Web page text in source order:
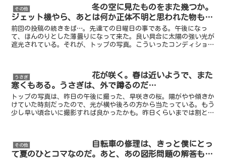
その他
冬の空に見たものをまた幾つか。
ジェット機やら、あとは何か正体不明と思われた物も…
前回の投稿の続きをば…。先達ての日曜日の事である。午後になっ
て、ほんのりとした薄曇りになって来た。良い具合に太陽の強い光が
遮光されている。それが、トップの写真。こういったコンディション
うさぎ
花が咲く。春は近いようで、また
寒くもある。うさぎは、外で蹲るのだ…
トップの写真は、昨日の午後に撮った、早咲きの桜。陽がやや傾きか
けていた時刻だったので、光が横や後ろの方から当たっている。もう
少し早い頃合いに撮影すれば良かったかも。昨日くらいまでは割と暖
その他
自転車の修理は、きっと僕にとっ
て夏のひとコマなのだ。あと、あの図形問題の解答も…